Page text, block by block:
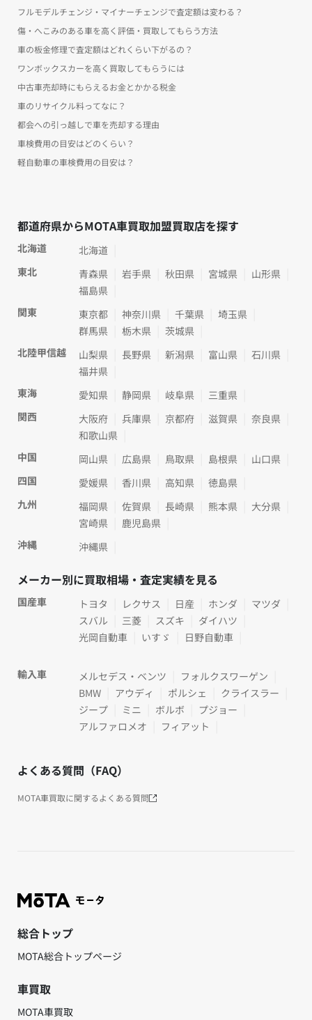
フルモデルチェンジ・マイナーチェンジで査定額は変わる？
傷・へこみのある車を高く評価・買取してもらう方法
車の板金修理で査定額はどれくらい下がるの？
ワンボックスカーを高く買取してもらうには
中古車売却時にもらえるお金とかかる税金
車のリサイクル料ってなに？
都会への引っ越しで車を売却する理由
車検費用の目安はどのくらい？
軽自動車の車検費用の目安は？
都道府県からMOTA車買取加盟買取店を探す
北海道
北海道
東北
青森県 岩手県 秋田県 宮城県
山形県
福島県
関東
東京都 神奈川県 千葉県
埼玉県
群馬県
栃木県
茨城県
北陸甲信越
山梨県 長野県 新潟県 富山県
石川県
福井県
東海
愛知県 静岡県 岐阜県
三重県
関西
大阪府 兵庫県 京都府 滋賀県
奈良県
和歌山県
中国
岡山県 広島県 鳥取県 島根県
山口県
四国
愛媛県 香川県 高知県
徳島県
九州
福岡県 佐賀県 長崎県 熊本県
大分県
宮崎県
鹿児島県
沖縄
沖縄県
メーカー別に買取相場・査定実績を見る
国産車 トヨタ レクサス 日産 ホンダ
マツダ
スバル
三菱 スズキ
ダイハツ
光岡自動車
いすゞ 日野自動車
輸入車 メルセデス・ベンツ
フォルクスワーゲン
BMW
アウディ ポルシェ
クライスラー
ジープ
ミニ ボルボ
プジョー
アルファロメオ
フィアット
よくある質問（FAQ）
MOTA車買取に関するよくある質問
総合トップ
MOTA総合トップページ
車買取
MOTA車買取